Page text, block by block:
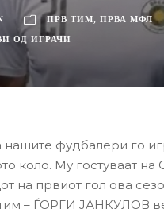
ПРВ ТИМ, ПРВА МФЛ
ОД ИГРАЧИ
нашите фудбалери го
коло. Му гостуваат на
на првиот гол ова
– ЃОРГИ ЈАНКУЛОВ